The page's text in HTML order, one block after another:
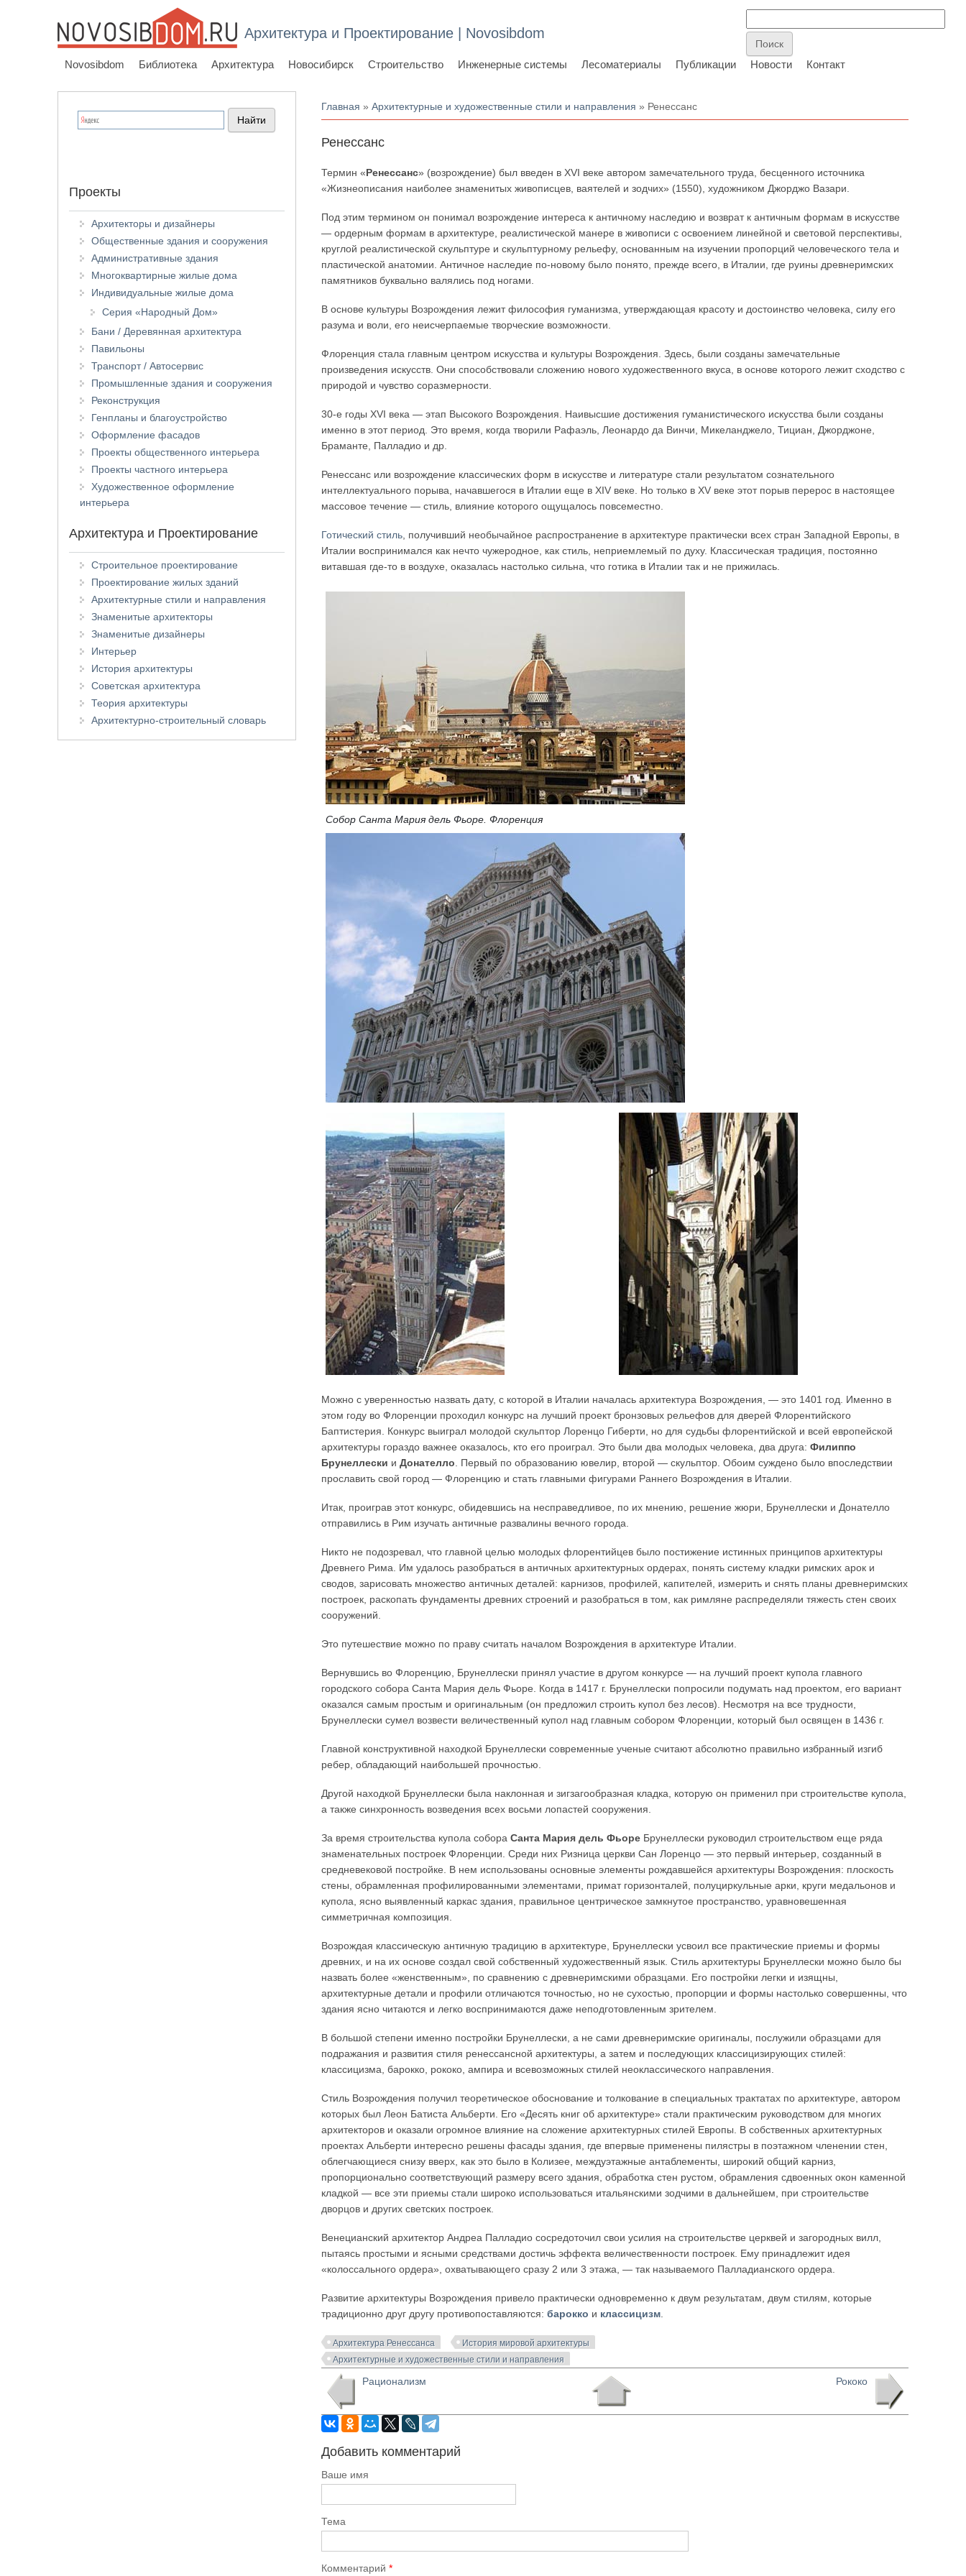
Архитектура и Проектирование | Novosibdom
Novosibdom Библиотека Архитектура Новосибирск Строительство Инженерные системы Лесоматериалы Публикации Новости Контакт
Вы здесь
Главная »Архитектурные и художественные стили и направления » Ренессанс
Ренессанс
Термин «Ренессанс» (возрождение) был введен в XVI веке автором замечательного труда, бесценного источника
«Жизнеописания наиболее знаменитых живописцев, ваятелей и зодчих» (1550), художником Джорджо Вазари.
Под этим термином он понимал возрождение интереса к античному наследию и возврат к античным формам в искусстве
— ордерным формам в архитектуре, реалистической манере в живописи с освоением линейной и световой перспективы,
круглой реалистической скульптуре и скульптурному рельефу, основанным на изучении пропорций человеческого тела и
пластической анатомии. Античное наследие по-новому было понято, прежде всего, в Италии, где руины древнеримских
памятников буквально валялись под ногами.
В основе культуры Возрождения лежит философия гуманизма, утверждающая красоту и достоинство человека, силу его
разума и воли, его неисчерпаемые творческие возможности.
Флоренция стала главным центром искусства и культуры Возрождения. Здесь, были созданы замечательные
произведения искусств. Они способствовали сложению нового художественного вкуса, в основе которого лежит сходство с
природой и чувство соразмерности.
30-е годы XVI века — этап Высокого Возрождения. Наивысшие достижения гуманистического искусства были созданы
именно в этот период. Это время, когда творили Рафаэль, Леонардо да Винчи, Микеланджело, Тициан, Джорджоне,
Браманте, Палладио и др.
Ренессанс или возрождение классических форм в искусстве и литературе стали результатом сознательного
интеллектуального порыва, начавшегося в Италии еще в XIV веке. Но только в XV веке этот порыв перерос в настоящее
массовое течение — стиль, влияние которого ощущалось повсеместно.
Готический стиль , получивший необычайное распространение в архитектуре практически всех стран Западной Европы, в
Италии воспринимался как нечто чужеродное, как стиль, неприемлемый по духу. Классическая традиция, постоянно
витавшая где-то в воздухе, оказалась настолько сильна, что готика в Италии так и не прижилась.
Собор Санта Мария дель Фьоре. Флоренция
Можно с уверенностью назвать дату, с которой в Италии началась архитектура Возрождения, — это 1401 год. Именно в
этом году во Флоренции проходил конкурс на лучший проект бронзовых рельефов для дверей Флорентийского
Баптистерия. Конкурс выиграл молодой скульптор Лоренцо Гиберти, но для судьбы флорентийской и всей европейской
архитектуры гораздо важнее оказалось, кто его проиграл. Это были два молодых человека, два друга: Филиппо
Брунеллески иДонателло . Первый по образованию ювелир, второй — скульптор. Обоим суждено было впоследствии
прославить свой город — Флоренцию и стать главными фигурами Раннего Возрождения в Италии.
Итак, проиграв этот конкурс, обидевшись на несправедливое, по их мнению, решение жюри, Брунеллески и Донателло
отправились в Рим изучать античные развалины вечного города.
Никто не подозревал, что главной целью молодых флорентийцев было постижение истинных принципов архитектуры
Древнего Рима. Им удалось разобраться в античных архитектурных ордерах, понять систему кладки римских арок и
сводов, зарисовать множество античных деталей: карнизов, профилей, капителей, измерить и снять планы древнеримских
построек, раскопать фундаменты древних строений и разобраться в том, как римляне распределяли тяжесть стен своих
сооружений.
Это путешествие можно по праву считать началом Возрождения в архитектуре Италии.
Вернувшись во Флоренцию, Брунеллески принял участие в другом конкурсе — на лучший проект купола главного
городского собора Санта Мария дель Фьоре. Когда в 1417 г. Брунеллески попросили подумать над проектом, его вариант
оказался самым простым и оригинальным (он предложил строить купол без лесов). Несмотря на все трудности,
Брунеллески сумел возвести величественный купол над главным собором Флоренции, который был освящен в 1436 г.
Главной конструктивной находкой Брунеллески современные ученые считают абсолютно правильно избранный изгиб
ребер, обладающий наибольшей прочностью.
Другой находкой Брунеллески была наклонная и зигзагообразная кладка, которую он применил при строительстве купола,
а также синхронность возведения всех восьми лопастей сооружения.
За время строительства купола собораСанта Мария дель Фьоре Брунеллески руководил строительством еще ряда
знаменательных построек Флоренции. Среди них Ризница церкви Сан Лоренцо — это первый интерьер, созданный в
средневековой постройке. В нем использованы основные элементы рождавшейся архитектуры Возрождения: плоскость
стены, обрамленная профилированными элементами, примат горизонталей, полуциркульные арки, круги медальонов и
купола, ясно выявленный каркас здания, правильное центрическое замкнутое пространство, уравновешенная
симметричная композиция.
Возрождая классическую античную традицию в архитектуре, Брунеллески усвоил все практические приемы и формы
древних, и на их основе создал свой собственный художественный язык. Стиль архитектуры Брунеллески можно было бы
назвать более «женственным», по сравнению с древнеримскими образцами. Его постройки легки и изящны,
архитектурные детали и профили отличаются точностью, но не сухостью, пропорции и формы настолько совершенны, что
здания ясно читаются и легко воспринимаются даже неподготовленным зрителем.
В большой степени именно постройки Брунеллески, а не сами древнеримские оригиналы, послужили образцами для
подражания и развития стиля ренессансной архитектуры, а затем и последующих классицизирующих стилей:
классицизма, барокко, рококо, ампира и всевозможных стилей неоклассического направления.
Стиль Возрождения получил теоретическое обоснование и толкование в специальных трактатах по архитектуре, автором
которых был Леон Батиста Альберти. Его «Десять книг об архитектуре» стали практическим руководством для многих
архитекторов и оказали огромное влияние на сложение архитектурных стилей Европы. В собственных архитектурных
проектах Альберти интересно решены фасады здания, где впервые применены пилястры в поэтажном членении стен,
облегчающиеся снизу вверх, как это было в Колизее, междуэтажные антаблементы, широкий общий карниз,
пропорционально соответствующий размеру всего здания, обработка стен рустом, обрамления сдвоенных окон каменной
кладкой — все эти приемы стали широко использоваться итальянскими зодчими в дальнейшем, при строительстве
дворцов и других светских построек.
Венецианский архитектор Андреа Палладио сосредоточил свои усилия на строительстве церквей и загородных вилл,
пытаясь простыми и ясными средствами достичь эффекта величественности построек. Ему принадлежит идея
«колоссального ордера», охватывающего сразу 2 или 3 этажа, — так называемого Палладианского ордера.
Развитие архитектуры Возрождения привело практически одновременно к двум результатам, двум стилям, которые
традиционно друг другу противопоставляются:барокко и классицизм
Архитектура Ренессанса
История мировой архитектуры
Архитектурные и художественные стили и направления
Рационализм Рококо
Добавить комментарий
Ваше имя
Тема
Комментарий*
Проекты
Архитекторы и дизайнеры
Общественные здания и сооружения
Административные здания
Многоквартирные жилые дома
Индивидуальные жилые дома
Серия «Народный Дом»
Бани / Деревянная архитектура
Павильоны
Транспорт / Автосервис
Промышленные здания и сооружения
Реконструкция
Генпланы и благоустройство
Оформление фасадов
Проекты общественного интерьера
Проекты частного интерьера
Художественное оформление
интерьера
Архитектура и Проектирование
Строительное проектирование
Проектирование жилых зданий
Архитектурные стили и направления
Знаменитые архитекторы
Знаменитые дизайнеры
Интерьер
История архитектуры
Советская архитектура
Теория архитектуры
Архитектурно-строительный словарь